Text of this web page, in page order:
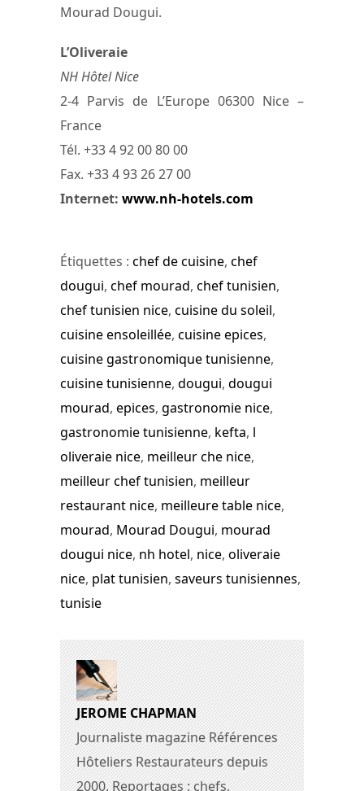
Mourad Dougui.
L’Oliveraie
NH Hôtel Nice
2-4 Parvis de L’Europe 06300 Nice –
France
Tél. +33 4 92 00 80 00
Fax. +33 4 93 26 27 00
Internet: www.nh-hotels.com
Étiquettes : chef de cuisine, chef
dougui, chef mourad, chef tunisien,
chef tunisien nice, cuisine du soleil,
cuisine ensoleillée, cuisine epices,
cuisine gastronomique tunisienne,
cuisine tunisienne, dougui, dougui
mourad, epices, gastronomie nice,
gastronomie tunisienne, kefta, l
oliveraie nice, meilleur che nice,
meilleur chef tunisien, meilleur
restaurant nice, meilleure table nice,
mourad, Mourad Dougui, mourad
dougui nice, nh hotel, nice, oliveraie
nice, plat tunisien, saveurs tunisiennes,
tunisie
JEROME CHAPMAN
Journaliste magazine Références
Hôteliers Restaurateurs depuis
2000. Reportages : chefs,